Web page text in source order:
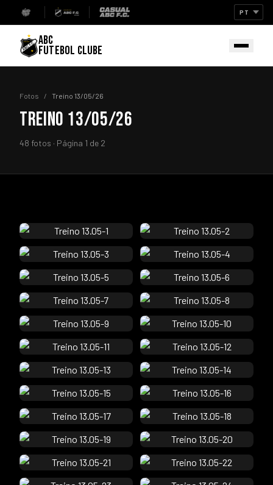
ABC
FUTEBOL CLUBE
Fotos / Treino 13/05/26
TREINO 13/05/26
48 fotos · Página 1 de 2